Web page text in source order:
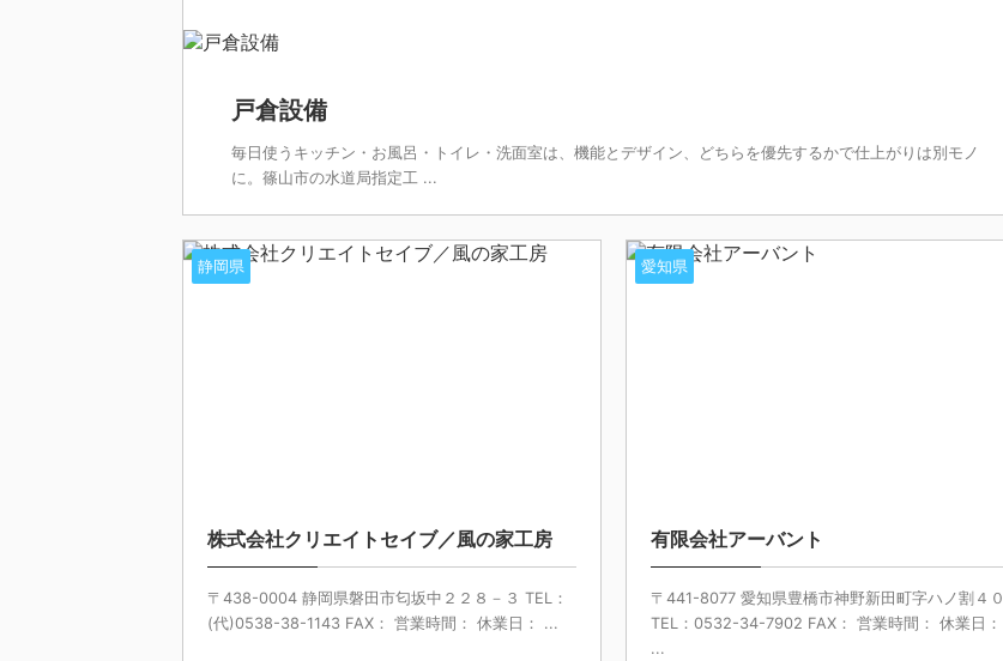
戸倉設備
毎日使うキッチン・お風呂・トイレ・洗面室は、機能とデザイン、どちらを優先するかで仕上がりは別モノ
に。篠山市の水道局指定工 ...
静岡県
株式会社クリエイトセイブ／風の家工房
〒438-0004 静岡県磐田市匂坂中２２８－３ TEL：
(代)0538-38-1143 FAX： 営業時間： 休業日： ...
愛知県
有限会社アーバント
〒441-8077 愛知県豊橋市神野新田町字ハノ割４０
TEL：0532-34-7902 FAX： 営業時間： 休業日：
...